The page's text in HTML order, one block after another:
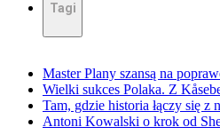
Tagi
Master Plany szansą na
Wielki sukces Polaka. Z
Tam, gdzie historia łączy się
Antoni Kowalski o krok od